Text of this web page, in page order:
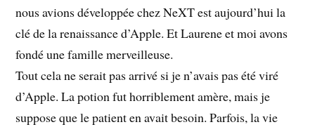
nous avions développée chez NeXT est aujourd’hui la
clé de la renaissance d’Apple. Et Laurene et moi avons
fondé une famille merveilleuse.
Tout cela ne serait pas arrivé si je n’avais pas été viré
d’Apple. La potion fut horriblement amère, mais je
suppose que le patient en avait besoin. Parfois, la vie